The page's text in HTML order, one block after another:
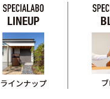
LINEUP
ラインナップ